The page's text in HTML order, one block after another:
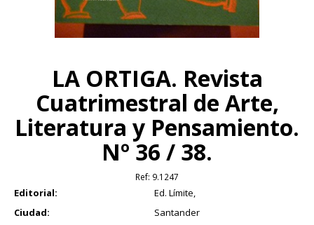
LA ORTIGA. Revista
Cuatrimestral de Arte,
Literatura y Pensamiento.
Nº 36 / 38.
Ref: 9.1247
Editorial:
Ed. Límite,
Ciudad:
Santander